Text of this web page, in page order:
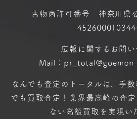
古物商許可番号 神奈川県
452600010344
広報に関するお問い
Mail：
なんでも査定のトータルは、手
でも買取査定！ 業界最高峰の査
ない高額買取を実現い